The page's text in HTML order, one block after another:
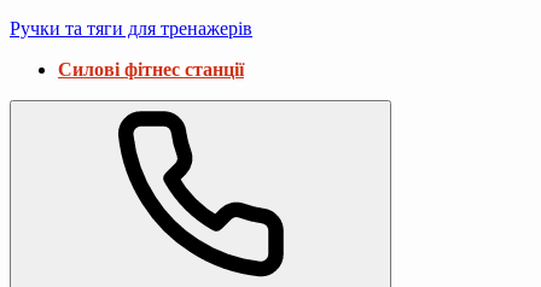
Ручки та тяги для тренажерів
Силові фітнес станції